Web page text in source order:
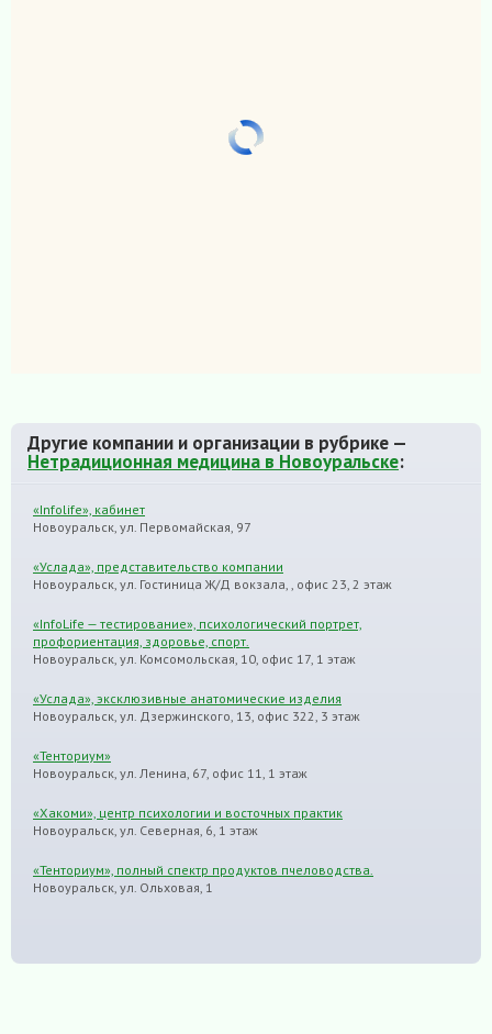
Другие компании и организации в рубрике —
Нетрадиционная медицина в Новоуральске:
«Infolife», кабинет
Новоуральск, ул. Первомайская, 97
«Услада», представительство компании
Новоуральск, ул. Гостиница Ж/Д вокзала, , офис 23, 2 этаж
«InfoLife — тестирование», психологический портрет,
профориентация, здоровье, спорт.
Новоуральск, ул. Комсомольская, 10, офис 17, 1 этаж
«Услада», эксклюзивные анатомические изделия
Новоуральск, ул. Дзержинского, 13, офис 322, 3 этаж
«Тенториум»
Новоуральск, ул. Ленина, 67, офис 11, 1 этаж
«Хакоми», центр психологии и восточных практик
Новоуральск, ул. Северная, 6, 1 этаж
«Тенториум», полный спектр продуктов пчеловодства.
Новоуральск, ул. Ольховая, 1